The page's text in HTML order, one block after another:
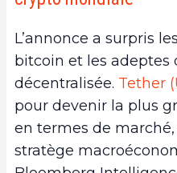
L’annonce a surpris
bitcoin et les adeptes
décentralisée. Tether
pour devenir la plus
en termes de
stratège